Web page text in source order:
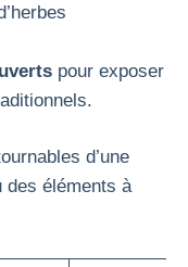
pour exposer
d’une
des éléments à